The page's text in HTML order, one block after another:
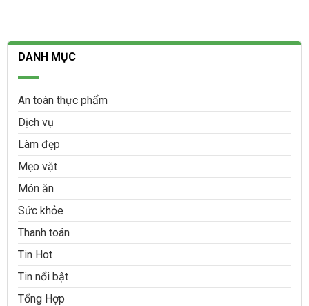
DANH MỤC
An toàn thực phẩm
Dịch vụ
Làm đẹp
Mẹo vặt
Món ăn
Sức khỏe
Thanh toán
Tin Hot
Tin nổi bật
Tổng Hợp